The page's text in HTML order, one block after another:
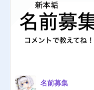
名前募集